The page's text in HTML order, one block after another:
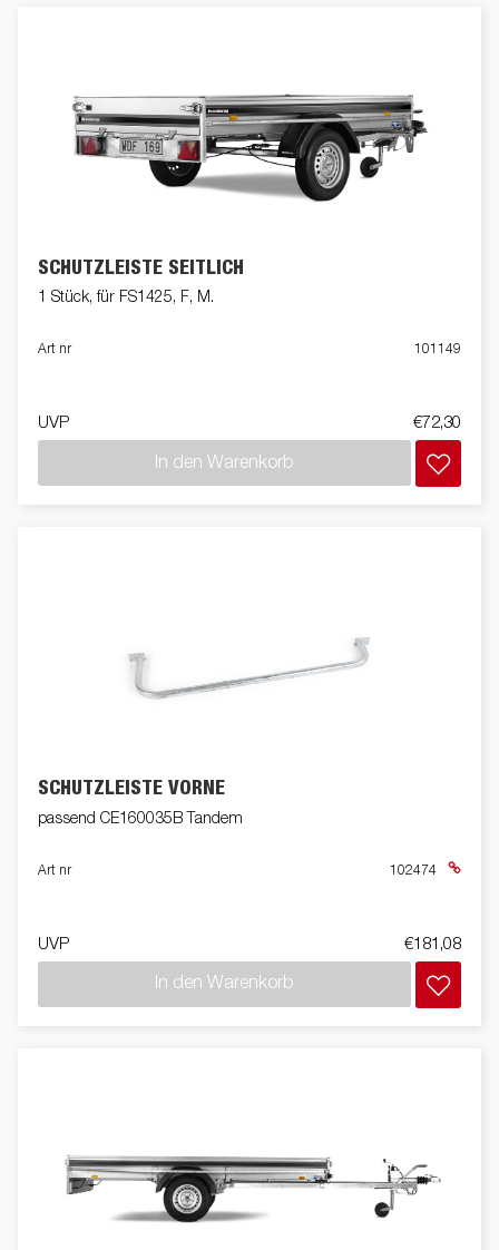
SCHUTZLEISTE SEITLICH
1 Stück, für FS1425, F, M.
Art nr 101149
UVP €72,30
In den Warenkorb
SCHUTZLEISTE VORNE
passend CE160035B Tandem
Art nr 102474
UVP €181,08
In den Warenkorb